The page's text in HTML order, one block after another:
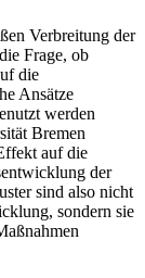
Verbreitung der
Frage, ob
die
Ansätze
werden
Bremen
auf die
der
sind also nicht
sondern sie